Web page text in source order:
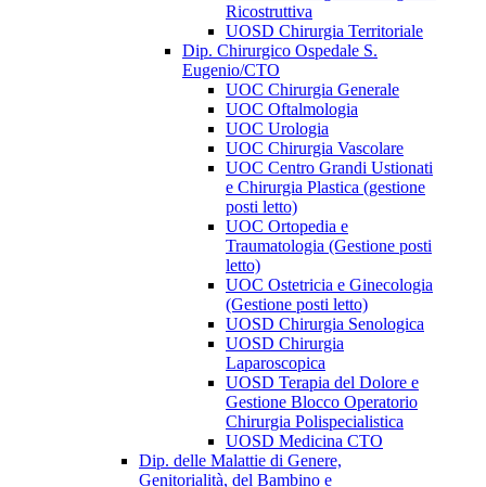
Ricostruttiva
UOSD Chirurgia Territoriale
Dip. Chirurgico Ospedale S.
Eugenio/CTO
UOC Chirurgia Generale
UOC Oftalmologia
UOC Urologia
UOC Chirurgia Vascolare
UOC Centro Grandi Ustionati
e Chirurgia Plastica (gestione
posti letto)
UOC Ortopedia e
Traumatologia (Gestione posti
letto)
UOC Ostetricia e Ginecologia
(Gestione posti letto)
UOSD Chirurgia Senologica
UOSD Chirurgia
Laparoscopica
UOSD Terapia del Dolore e
Gestione Blocco Operatorio
Chirurgia Polispecialistica
UOSD Medicina CTO
Dip. delle Malattie di Genere,
Genitorialità, del Bambino e